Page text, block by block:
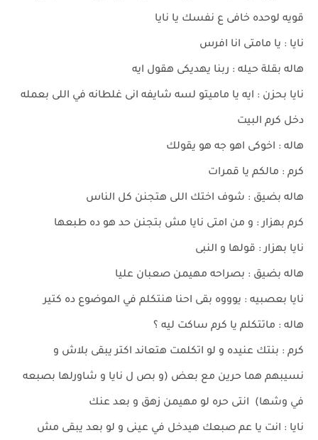
قويه لوحده خافى ع نفسك يا نايا
نايا : يا مامتى انا افرس
هاله بقلة حيله : ربنا يهديكى هقول ايه
نايا بحزن : ايه يا ماميتو لسه شايفه انى غلطانه في اللى بعمله
دخل كرم البيت
هاله : اخوكى اهو جه هو يقولك
كرم : مالكم يا قمرات
هاله بضيق : شوف اختك اللى هتجنن كل الناس
كرم بهزار : و من امتى نايا مش بتجنن حد هو ده طبعها
نايا بهزار : قولها و النبى
هاله بضيق : بصراحه مهيمن صعبان عليا
نايا بعصبيه : يوووه بقى احنا هنتكلم في الموضوع ده كتير
هاله : ماتتكلم يا كرم ساكت ليه ؟
كرم : بنتك عنيده و لو اتكلمت هتعاند اكتر يبقى بلاش و
نسيبهم هما حرين مع بعض (و بص ل نايا و شاورلها بصبعه
في وشها) انتى حره لو مهيمن زهق و بعد عنك
نايا : انت يا عم صبعك هيدخل في عينى و لو بعد يبقى مش